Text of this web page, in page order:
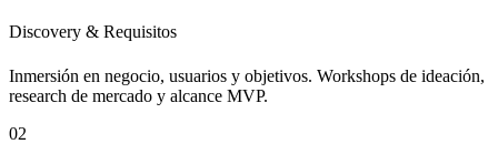
Discovery & Requisitos
Inmersión en negocio, usuarios y objetivos. Workshops de ideación,
research de mercado y alcance MVP.
02